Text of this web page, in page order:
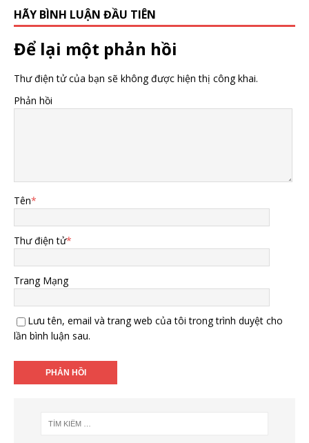
HÃY BÌNH LUẬN ĐẦU TIÊN
Để lại một phản hồi
Thư điện tử của bạn sẽ không được hiện thị công khai.
Phản hồi
Tên*
Thư điện tử*
Trang Mạng
Lưu tên, email và trang web của tôi trong trình duyệt cho
lần bình luận sau.